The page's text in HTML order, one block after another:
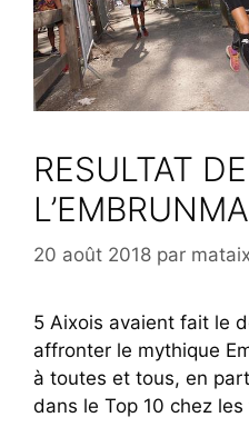
RESULTAT DE
20 août 2018 par
5 Aixois avaient fait le
affronter le mythique
à toutes et tous, en
dans le Top 10 chez